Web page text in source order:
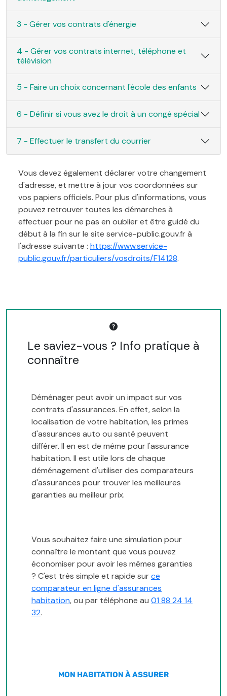
3 - Gérer vos contrats d'énergie
4 - Gérer vos contrats internet, téléphone et
télévision
5 - Faire un choix concernant l'école des enfants
6 - Définir si vous avez le droit à un congé spécial
7 - Effectuer le transfert du courrier
Vous devez également déclarer votre changement
d'adresse, et mettre à jour vos coordonnées sur
vos papiers officiels. Pour plus d'informations, vous
pouvez retrouver toutes les démarches à
effectuer pour ne pas en oublier et être guidé du
début à la fin sur le site service-public.gouv.fr à
l'adresse suivante : https://www.service-
public.gouv.fr/particuliers/vosdroits/F14128.
Le saviez-vous ? Info pratique à
connaître
Déménager peut avoir un impact sur vos
contrats d'assurances. En effet, selon la
localisation de votre habitation, les primes
d'assurances auto ou santé peuvent
différer. Il en est de même pour l'assurance
habitation. Il est utile lors de chaque
déménagement d'utiliser des comparateurs
d'assurances pour trouver les meilleures
garanties au meilleur prix.
Vous souhaitez faire une simulation pour
connaître le montant que vous pouvez
économiser pour avoir les mêmes garanties
? C'est très simple et rapide surce
comparateur en ligne d'assurances
habitation, ou par téléphone au 01 88 24 14
32.